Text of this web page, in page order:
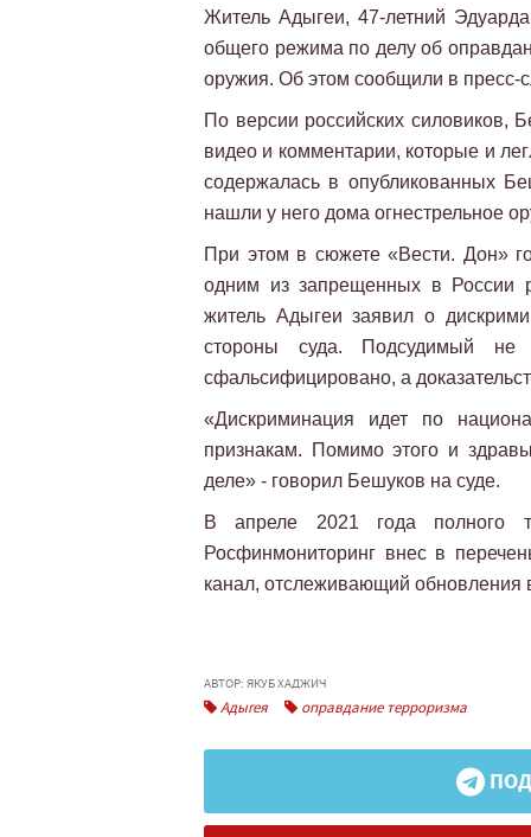
Житель Адыгеи, 47-летний
общего режима по делу об
оружия. Об этом сообщили в пресс-
По версии российских силовиков,
видео и комментарии, которые и
содержалась в опубликованных
нашли у него дома огнестрельное
При этом в сюжете «Вести. Дон»
одним из запрещенных в России
житель Адыгеи заявил о
стороны суда. Подсудимый не
сфальсифицировано, а
«Дискриминация идет по
признакам. Помимо этого и
деле» - говорил Бешуков на суде.
В апреле 2021 года полного
Росфинмониторинг внес в
канал, отслеживающий обновления
АВТОР: ЯКУБ ХАДЖИЧ
Адыгея оправдание терроризма